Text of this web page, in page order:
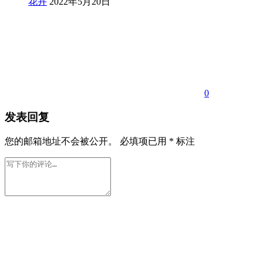
0
发表回复
您的邮箱地址不会被公开。 必填项已用 * 标注